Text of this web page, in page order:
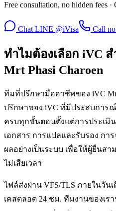
Free consultation, no hidden fees
Chat LINE @iVisa Call
ทำไมต้องเลือก iVC
Mrt Phasi Charoen
ทีมที่ปรึกษามืออาชีพของ iVC Mrt
ปรึกษาของ iVC ที่มีประสบการ
ครบทุกขั้นตอนตั้งแต่การประเมิ
เอกสาร การแปลและรับรอง ก
ผลอย่างเป็นระบบ เพื่อให้ผู้ยื่นส
ไม่เสียเวลา
ไฟล์ส่งผ่าน VFS/TLS ภายในวันเ
เคสตลอด 24 ชม. ทีมงานของเร